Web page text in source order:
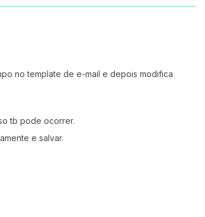
no template de e-mail e depois modifica
tb pode ocorrer.
e salvar.